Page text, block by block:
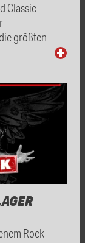
Classic
größten
Rock